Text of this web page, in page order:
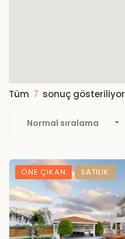
Tüm 7 sonuç gösteriliyor
Normal sıralama
ÖNE ÇIKAN SATILIK